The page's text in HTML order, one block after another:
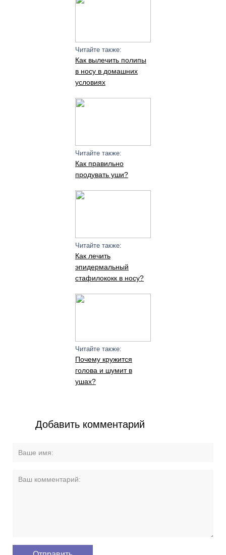
Читайте также:
Как вылечить полипы
в носу в домашних
условиях
Читайте также:
Как правильно
продувать уши?
Читайте также:
Как лечить
эпидермальный
стафилококк в носу?
Читайте также:
Почему кружится
голова и шумит в
ушах?
Добавить комментарий